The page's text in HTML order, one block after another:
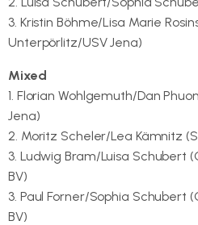
3. Kristin Böhme/Lisa Marie
Unterpörlitz/USV Jena)
Mixed
1. Florian Wohlgemuth/Dan
Jena)
2. Moritz Scheler/Lea Kämnitz
3. Ludwig Bram/Luisa Schubert
BV)
3. Paul Forner/Sophia Schubert
BV)